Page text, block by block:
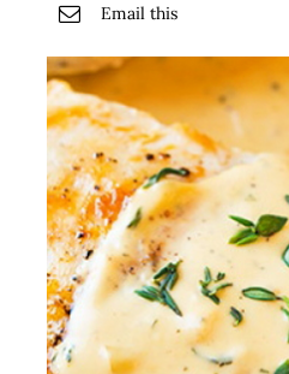
Oferta
Cos
Email this